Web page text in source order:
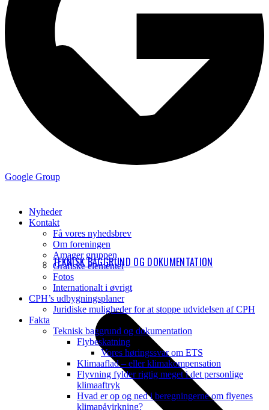
TEKNISK BAGGRUND OG DOKUMENTATION
Google Group
Nyheder
Kontakt
Få vores nyhedsbrev
Om foreningen
Amager gruppen
Grafiske elementer
Fotos
Internationalt i øvrigt
CPH’s udbygningsplaner
Juridiske muligheder for at stoppe udvidelsen af CPH
Fakta
Teknisk baggrund og dokumentation
Flybeskatning
Vores høringssvar om ETS
Klimaaflad – eller klimakompensation
Flyvning fylder rigtig meget i det personlige
klimaaftryk
Hvad er op og ned i beregningerne om flyenes
klimapåvirkning?